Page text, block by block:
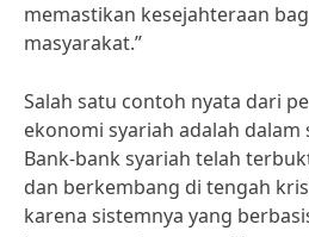
memastikan kesejahteraan
masyarakat.”
Salah satu contoh nyata dari
ekonomi syariah adalah
Bank-bank syariah telah
dan berkembang di tengah
karena sistemnya yang